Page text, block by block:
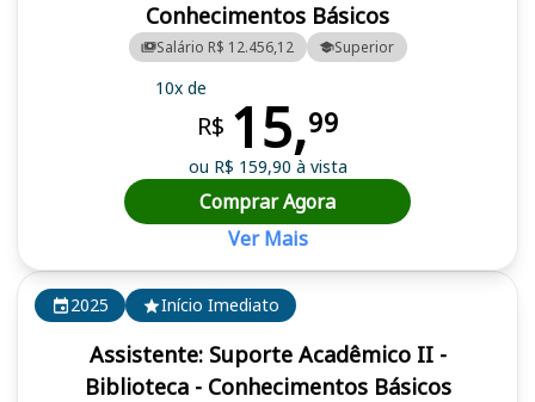
2025 Início Imediato
Assistente: Suporte Acadêmico II -
Biblioteca - Conhecimentos Básicos
Conhecimentos Básicos
Salário R$ 12.456,12 Superior
10x de
R$ 15,99
ou R$ 159,90 à vista
Comprar Agora
Ver Mais